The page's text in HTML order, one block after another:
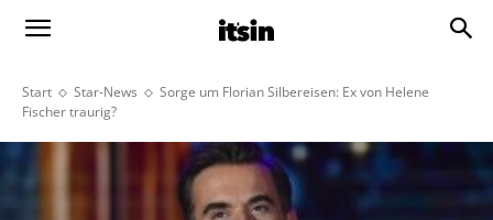
Start Star-News
Sorge um Florian Silbereisen: Ex von Helene
Fischer traurig?